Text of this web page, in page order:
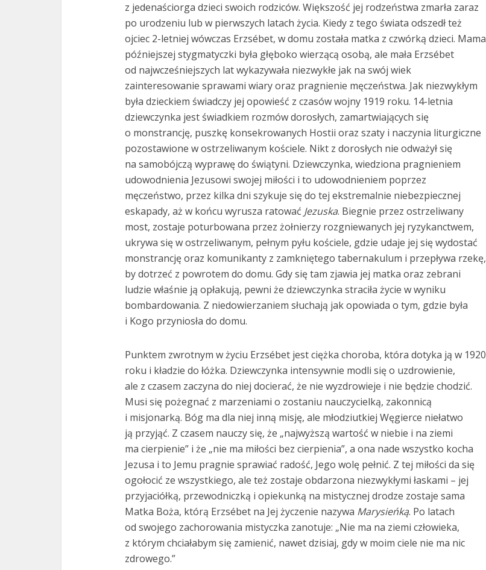
z jedenaściorga dzieci swoich rodziców. Większość jej rodzeństwa zmarła zaraz
po urodzeniu lub w pierwszych latach życia. Kiedy z tego świata odszedł też
ojciec 2-letniej wówczas Erzsébet, w domu została matka z czwórką dzieci. Mama
późniejszej stygmatyczki była głęboko wierzącą osobą, ale mała Erzsébet
od najwcześniejszych lat wykazywała niezwykłe jak na swój wiek
zainteresowanie sprawami wiary oraz pragnienie męczeństwa. Jak niezwykłym
była dzieckiem świadczy jej opowieść z czasów wojny 1919 roku. 14-letnia
dziewczynka jest świadkiem rozmów dorosłych, zamartwiających się
o monstrancję, puszkę konsekrowanych Hostii oraz szaty i naczynia liturgiczne
pozostawione w ostrzeliwanym kościele. Nikt z dorosłych nie odważył się
na samobójczą wyprawę do świątyni. Dziewczynka, wiedziona pragnieniem
udowodnienia Jezusowi swojej miłości i to udowodnieniem poprzez
męczeństwo, przez kilka dni szykuje się do tej ekstremalnie niebezpiecznej
eskapady, aż w końcu wyrusza ratować Jezuska. Biegnie przez ostrzeliwany
most, zostaje poturbowana przez żołnierzy rozgniewanych jej ryzykanctwem,
ukrywa się w ostrzeliwanym, pełnym pyłu kościele, gdzie udaje jej się wydostać
monstrancję oraz komunikanty z zamkniętego tabernakulum i przepływa rzekę,
by dotrzeć z powrotem do domu. Gdy się tam zjawia jej matka oraz zebrani
ludzie właśnie ją opłakują, pewni że dziewczynka straciła życie w wyniku
bombardowania. Z niedowierzaniem słuchają jak opowiada o tym, gdzie była
i Kogo przyniosła do domu.
Punktem zwrotnym w życiu Erzsébet jest ciężka choroba, która dotyka ją w 1920
roku i kładzie do łóżka. Dziewczynka intensywnie modli się o uzdrowienie,
ale z czasem zaczyna do niej docierać, że nie wyzdrowieje i nie będzie chodzić.
Musi się pożegnać z marzeniami o zostaniu nauczycielką, zakonnicą
i misjonarką. Bóg ma dla niej inną misję, ale młodziutkiej Węgierce niełatwo
ją przyjąć. Z czasem nauczy się, że „najwyższą wartość w niebie i na ziemi
ma cierpienie” i że „nie ma miłości bez cierpienia”, a ona nade wszystko kocha
Jezusa i to Jemu pragnie sprawiać radość, Jego wolę pełnić. Z tej miłości da się
ogołocić ze wszystkiego, ale też zostaje obdarzona niezwykłymi łaskami – jej
przyjaciółką, przewodniczką i opiekunką na mistycznej drodze zostaje sama
Matka Boża, którą Erzsébet na Jej życzenie nazywa Marysieńką. Po latach
od swojego zachorowania mistyczka zanotuje: „Nie ma na ziemi człowieka,
z którym chciałabym się zamienić, nawet dzisiaj, gdy w moim ciele nie ma nic
zdrowego.”